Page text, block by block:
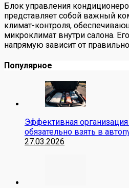
Блок управления
представляет собой важный
климат-контроля,
микроклимат внутри салона.
напрямую зависит от
Популярное
Эффективная
обязательно взять в
27.03.2026